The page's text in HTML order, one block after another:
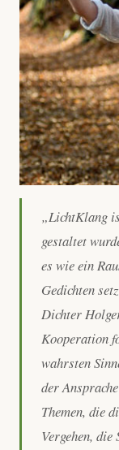
„LichtKlang
gestaltet
es wie ein
Gedichten
Dichter
Kooperation
wahrsten
der
Themen, die
Vergehen,